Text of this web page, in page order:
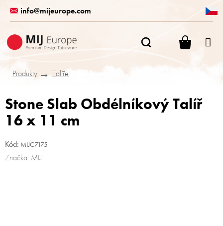
obsah
info@mijeurope.com
Produkty
Talíře
Stone Slab Obdélníkový Talíř
16 x 11 cm
Kód: MIJC7175
Značka: MIJ